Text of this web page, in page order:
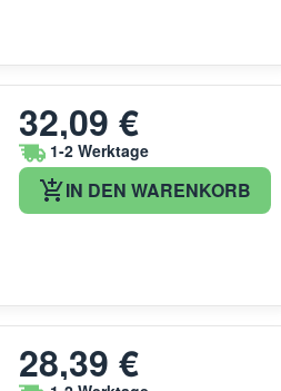
32,09 €
1-2 Werktage
IN DEN WARENKORB
28,39 €